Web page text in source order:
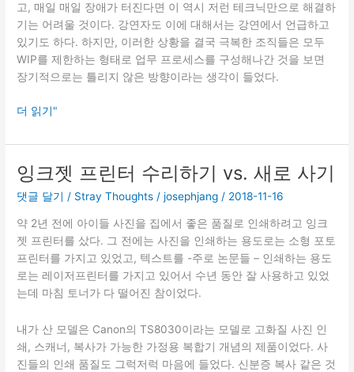
고, 매일 매일 장애가 터진다면 이 역시 저런 테크닉만으로 해결하
기는 어려울 것이다. 강연자도 이에 대해서는 강연에서 언급하고
있기도 하다. 하지만, 이러한 상황을 결국 극복한 조직들은 모두
WIP를 제한하는 형태로 업무 프로세스를 구성해나간 것을 보면
장기적으로는 틀리지 않은 방향이라는 생각이 들었다.
Talk:
Work
How
to
Capacity
Killing
WIP
더 읽기"
잉크젯 프린터 수리하기 vs. 새로 사기
댓글 달기 / Stray Thoughts /josephjang / 2018-11-16
약 2년 전에 아이들 사진을 집에서 좋은 품질로 인쇄하려고 잉크
젯 프린터를 샀다. 그 전에는 사진을 인쇄하는 용도로는 소형 포토
프린터를 가지고 있었고, 텍스트를 -주로 논문들 – 인쇄하는 용도
로는 레이저프린터를 가지고 있어서 수년 동안 잘 사용하고 있었
는데 마침 토너가 다 떨어진 참이었다.
내가 산 모델은 Canon의 TS8030이라는 모델로 고화질 사진 인
쇄, 스캐너, 복사가 가능한 가정용 복합기 개념의 제품이었다. 사
진들의 인쇄 품질도 그럭저럭 마음에 들었다. 신분증 복사 같은 것